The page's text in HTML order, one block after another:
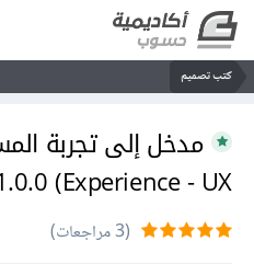
كتب تصميم
Experience - UX) 1.0.0
(3 مراجعات)